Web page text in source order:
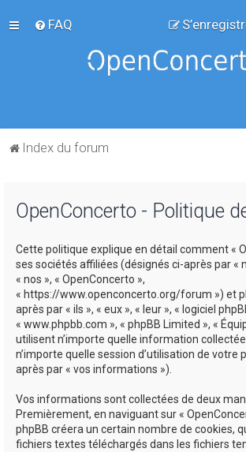
FAQ
Index du forum
OpenConcerto - Politique
Cette politique explique en détail comment «
ses sociétés affiliées (désignés ci-après par «
« nos », « OpenConcerto »,
« https://www.openconcerto.org/forum ») et
après par « ils », « eux », « leur », « logiciel
« www.phpbb.com », « phpBB Limited », «
utilisent n’importe quelle information
n’importe quelle session d’utilisation de votre
après par « vos informations »).
Vos informations sont collectées de deux
Premièrement, en naviguant sur «
phpBB créera un certain nombre de cookies,
fichiers textes téléchargés dans les fichiers